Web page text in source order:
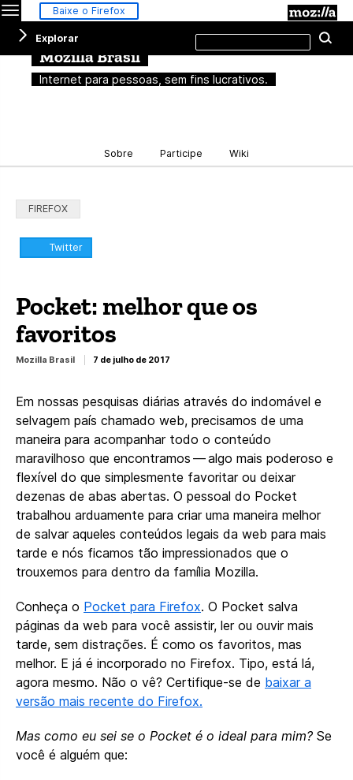
MenuBaixe o Firefox
Mozilla Brasil
Internet para pessoas, sem fins lucrativos.
Explorar
neste
site
Sobre Participe Wiki
Categorias:
FIREFOX
Compartilhar:
Twitter
Pocket: melhor que os
favoritos
Mozilla Brasil 7 de julho de 2017
Em nossas pesquisas diárias através do indomável e
selvagem país chamado web, precisamos de uma
maneira para acompanhar todo o conteúdo
maravilhoso que encontramos — algo mais poderoso e
flexível do que simplesmente favoritar ou deixar
dezenas de abas abertas. O pessoal do Pocket
trabalhou arduamente para criar uma maneira melhor
de salvar aqueles conteúdos legais da web para mais
tarde e nós ficamos tão impressionados que o
trouxemos para dentro da família Mozilla.
Conheça o Pocket para Firefox. O Pocket salva
páginas da web para você assistir, ler ou ouvir mais
tarde, sem distrações. É como os favoritos, mas
melhor. E já é incorporado no Firefox. Tipo, está lá,
agora mesmo. Não o vê? Certifique-se de baixar a
versão mais recente do Firefox.
Mas como eu sei se o Pocket é o ideal para mim? Se
você é alguém que: